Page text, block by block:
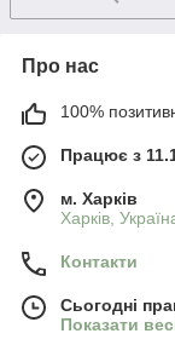
Про нас
100%
Працює з
м. Харків
Харків,
Контакти
Сьогодні
Показати